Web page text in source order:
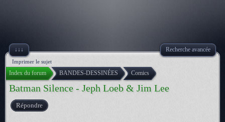
↓↓↓ Recherche avancée
Imprimer le sujet
Index du forum BANDES-DESSINÉES Comics
Batman Silence - Jeph Loeb & Jim Lee
Répondre